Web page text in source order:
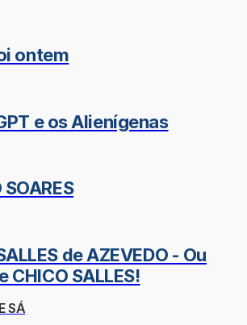
ontem
e os Alienígenas
de AZEVEDO - Ou
SALLES!
SÁ